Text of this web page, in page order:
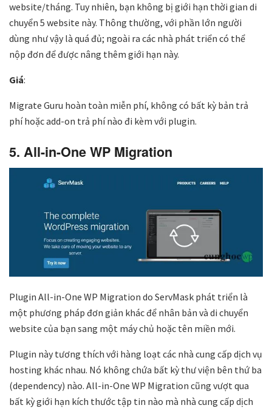
website/tháng. Tuy nhiên, bạn không bị giới hạn thời gian di
chuyển 5 website này. Thông thường, với phần lớn người
dùng như vậy là quá đủ; ngoài ra các nhà phát triển có thể
nộp đơn để được nâng thêm giới hạn này.
Giá:
Migrate Guru hoàn toàn miễn phí, không có bất kỳ bản trả
phí hoặc add-on trả phí nào đi kèm với plugin.
5. All-in-One WP Migration
Plugin All-in-One WP Migration do ServMask phát triển là
một phương pháp đơn giản khác để nhân bản và di chuyển
website của bạn sang một máy chủ hoặc tên miền mới.
Plugin này tương thích với hàng loạt các nhà cung cấp dịch vụ
hosting khác nhau. Nó không chứa bất kỳ thư viện bên thứ ba
(dependency) nào. All-in-One WP Migration cũng vượt qua
bất kỳ giới hạn kích thước tập tin nào mà nhà cung cấp dịch